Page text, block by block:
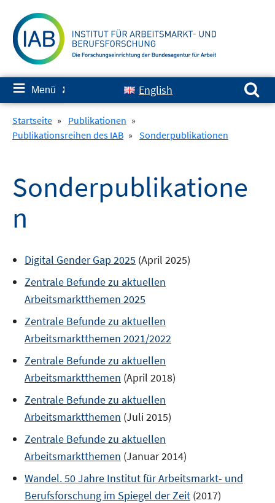
zum
Inhalt
≡ Menü ✘ English
Suchen nach:
Startseite » Publikationen »
Publikationsreihen des IAB » Sonderpublikationen
Sonderpublikatione
n
Digital Gender Gap 2025 (April 2025)
Zentrale Befunde zu aktuellen
Arbeitsmarktthemen 2025
Zentrale Befunde zu aktuellen
Arbeitsmarktthemen 2021/2022
Zentrale Befunde zu aktuellen
Arbeitsmarktthemen (April 2018)
Zentrale Befunde zu aktuellen
Arbeitsmarktthemen (Juli 2015)
Zentrale Befunde zu aktuellen
Arbeitsmarktthemen (Januar 2014)
Wandel. 50 Jahre Institut für Arbeitsmarkt- und
Berufsforschung im Spiegel der Zeit (2017)